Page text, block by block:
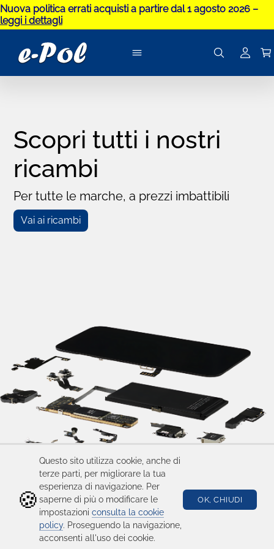
Nuova politica errati acquisti a partire dal 1 agosto 2026 –
leggi i dettagli
Scopri tutti i nostri
ricambi
Per tutte le marche, a prezzi imbattibili
Vai ai ricambi
🍪
Questo sito utilizza cookie, anche di
terze parti, per migliorare la tua
esperienza di navigazione. Per
saperne di più o modificare le
impostazioni consulta la cookie
policy. Proseguendo la navigazione,
acconsenti all'uso dei cookie.
OK, CHIUDI